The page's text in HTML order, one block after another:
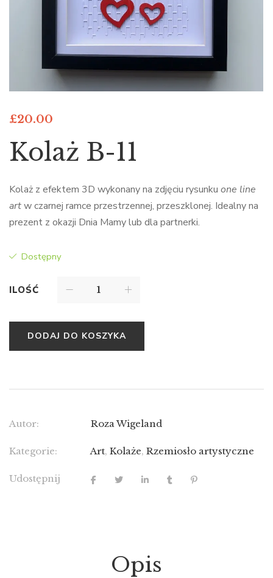
£20.00
Kolaż B-11
Kolaż z efektem 3D wykonany na zdjęciu rysunku one line
artw czarnej ramce przestrzennej, przeszklonej. Idealny na
prezent z okazji Dnia Mamy lub dla partnerki.
Dostępny
ILOŚĆ
DODAJ DO KOSZYKA
Autor: Roza Wigeland
Kategorie: Art, Kolaże, Rzemiosło artystyczne
Udostępnij
Opis